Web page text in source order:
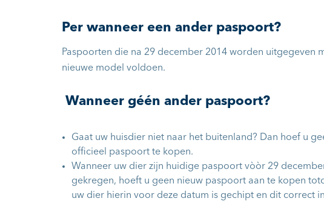
Per wanneer een ander paspoort?
Paspoorten die na 29 december 2014 worden uitgegeven
nieuwe model voldoen.
Wanneer géén ander paspoort?
Gaat uw huisdier niet naar het buitenland? Dan hoef u
officieel paspoort te kopen.
Wanneer uw dier zijn huidige paspoort vòòr 29
gekregen, hoeft u geen nieuw paspoort aan te kopen
uw dier hierin voor deze datum is gechipt en dit correct